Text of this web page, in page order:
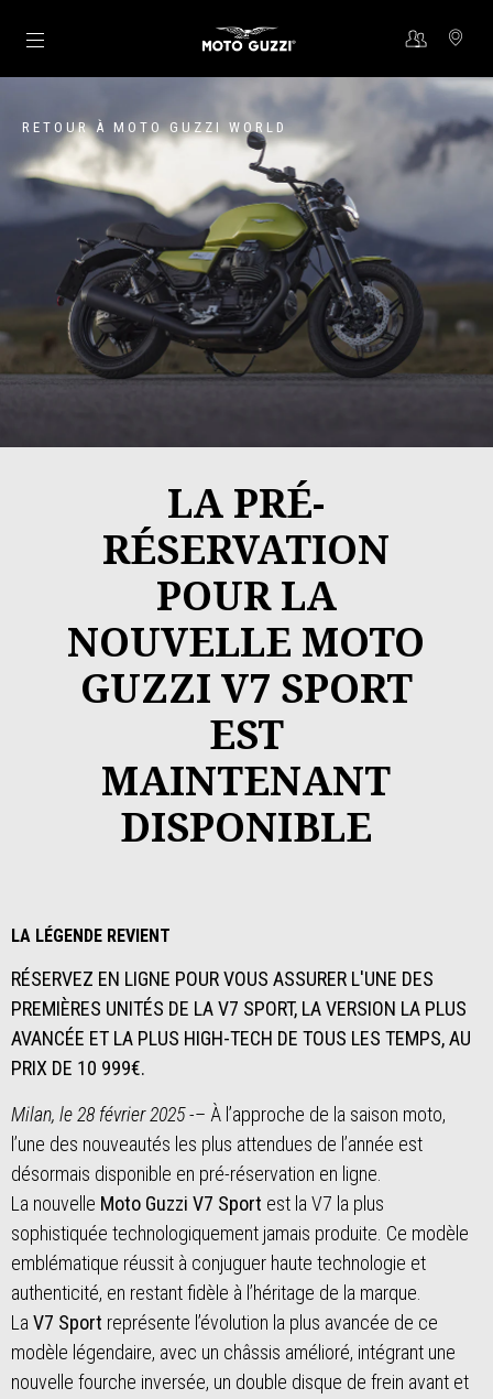
Aller au contenu principal
RETOUR À MOTO GUZZI WORLD
LA PRÉ-
RÉSERVATION
POUR LA
NOUVELLE MOTO
GUZZI V7 SPORT
EST
MAINTENANT
DISPONIBLE
LA LÉGENDE REVIENT
RÉSERVEZ EN LIGNE POUR VOUS ASSURER L'UNE DES
PREMIÈRES UNITÉS DE LA V7 SPORT, LA VERSION LA PLUS
AVANCÉE ET LA PLUS HIGH-TECH DE TOUS LES TEMPS, AU
PRIX DE 10 999€.
Milan, le 28 février 2025-– À l’approche de la saison moto,
l’une des nouveautés les plus attendues de l’année est
désormais disponible en pré-réservation en ligne.
La nouvelle Moto Guzzi V7 Sport est la V7 la plus
sophistiquée technologiquement jamais produite. Ce modèle
emblématique réussit à conjuguer haute technologie et
authenticité, en restant fidèle à l’héritage de la marque.
La V7 Sport représente l’évolution la plus avancée de ce
modèle légendaire, avec un châssis amélioré, intégrant une
nouvelle fourche inversée, un double disque de frein avant et